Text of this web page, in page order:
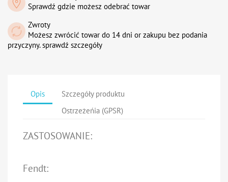
Sprawdź gdzie możesz odebrać towar
Zwroty
Możesz zwrócić towar do 14 dni or zakupu bez podania
przyczyny. sprawdź szczegóły
Opis
Szczegóły produktu
Ostrzeżeńia (GPSR)
ZASTOSOWANIE:
Fendt: